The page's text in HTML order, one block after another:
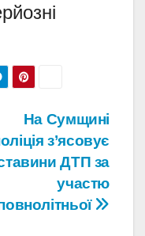
На Сумщині
з’ясовує
ДТП за
участю